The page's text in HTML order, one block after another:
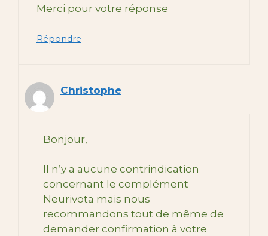
Merci pour votre réponse
Répondre
Christophe
Bonjour,
Il n’y a aucune contrindication
concernant le complément
Neurivota mais nous
recommandons tout de même de
demander confirmation à votre